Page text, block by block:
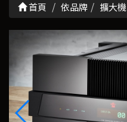
首頁 依品牌 擴大機